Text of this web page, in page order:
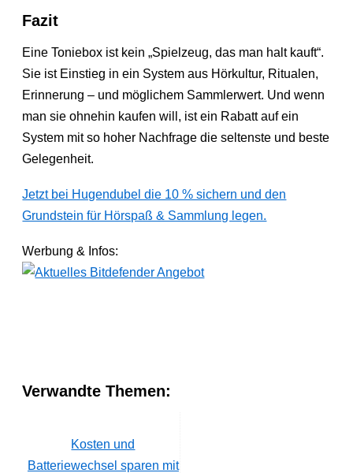
Fazit
Eine Toniebox ist kein „Spielzeug, das man halt kauft“.
Sie ist Einstieg in ein System aus Hörkultur, Ritualen,
Erinnerung – und möglichem Sammlerwert. Und wenn
man sie ohnehin kaufen will, ist ein Rabatt auf ein
System mit so hoher Nachfrage die seltenste und beste
Gelegenheit.
Jetzt bei Hugendubel die 10 % sichern und den
Grundstein für Hörspaß & Sammlung legen.
Werbung & Infos:
Verwandte Themen:
Kosten und
Batteriewechsel sparen mit